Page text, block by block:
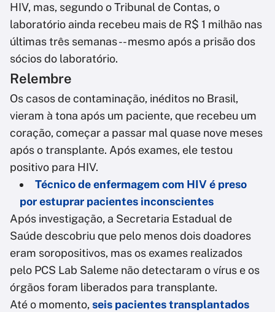
HIV, mas, segundo o Tribunal de Contas, o
laboratório ainda recebeu mais de R$ 1 milhão nas
últimas três semanas -- mesmo após a prisão dos
sócios do laboratório.
Relembre
Os casos de contaminação, inéditos no Brasil,
vieram à tona após um paciente, que recebeu um
coração, começar a passar mal quase nove meses
após o transplante. Após exames, ele testou
positivo para HIV.
Técnico de enfermagem com HIV é preso
por estuprar pacientes inconscientes
Após investigação, a Secretaria Estadual de
Saúde descobriu que pelo menos dois doadores
eram soropositivos, mas os exames realizados
pelo PCS Lab Saleme não detectaram o vírus e os
órgãos foram liberados para transplante.
Até o momento, seis pacientes transplantados